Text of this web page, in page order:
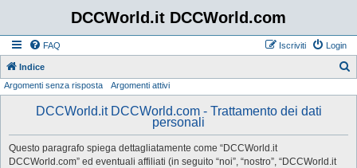
DCCWorld.it DCCWorld.com
FAQ Login
Iscriviti
Indice
Argomenti senza risposta Argomenti attivi
DCCWorld.it DCCWorld.com - Trattamento dei dati
personali
Questo paragrafo spiega dettagliatamente come “DCCWorld.it
DCCWorld.com” ed eventuali affiliati (in seguito “noi”, “nostro”, “DCCWorld.it